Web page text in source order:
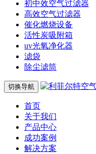
初中效空气过滤器
高效空气过滤器
催化燃烧设备
活性炭吸附箱
uv光氧净化器
滤袋
除尘滤筒
切换导航
首页
关于我们
产品中心
成功案例
解决方案